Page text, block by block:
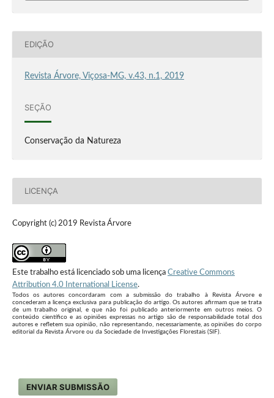
EDIÇÃO
Revista Árvore, Viçosa-MG, v.43, n.1, 2019
SEÇÃO
Conservação da Natureza
LICENÇA
Copyright (c) 2019 Revista Árvore
Este trabalho está licenciado sob uma licença Creative Commons
Attribution 4.0 International License.
Todos os autores concordaram com a submissão do trabalho à Revista Árvore e
concederam a licença exclusiva para publicação do artigo. Os autores afirmam que se trata
de um trabalho original, e que não foi publicado anteriormente em outros meios. O
conteúdo científico e as opiniões expressas no artigo são de responsabilidade total dos
autores e refletem sua opinião, não representando, necessariamente, as opiniões do corpo
editorial da Revista Árvore ou da Sociedade de Investigações Florestais (SIF).
ENVIAR SUBMISSÃO